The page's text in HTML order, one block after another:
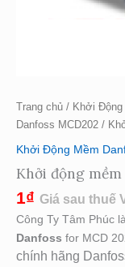
Trang chủ / Khởi Động
Danfoss MCD202 /
Khởi Động Mềm
Khởi động mềm
1₫ Giá sau thuế
Công Ty Tâm Phúc
Danfoss for MCD
chính hãng